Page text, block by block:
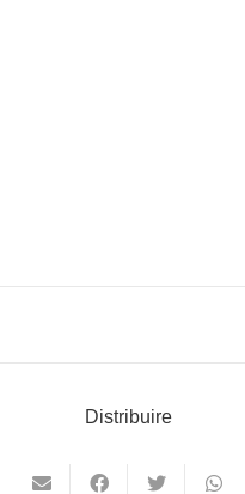
Distribuire